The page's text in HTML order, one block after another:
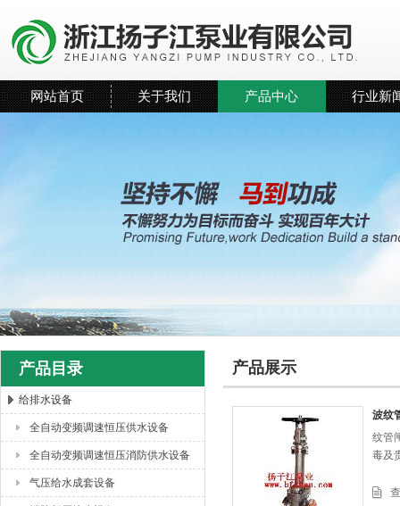
浙江扬子江泵业有限公司
网站首页 关于我们 产品中心 行业新
产品目录
给排水设备
全自动变频调速恒压供水设备
全自动变频调速恒压消防供水设备
气压给水成套设备
产品展示
波纹
纹管
毒及